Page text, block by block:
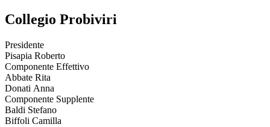
Collegio Probiviri
Presidente
Pisapia Roberto
Componente Effettivo
Abbate Rita
Donati Anna
Componente Supplente
Baldi Stefano
Biffoli Camilla